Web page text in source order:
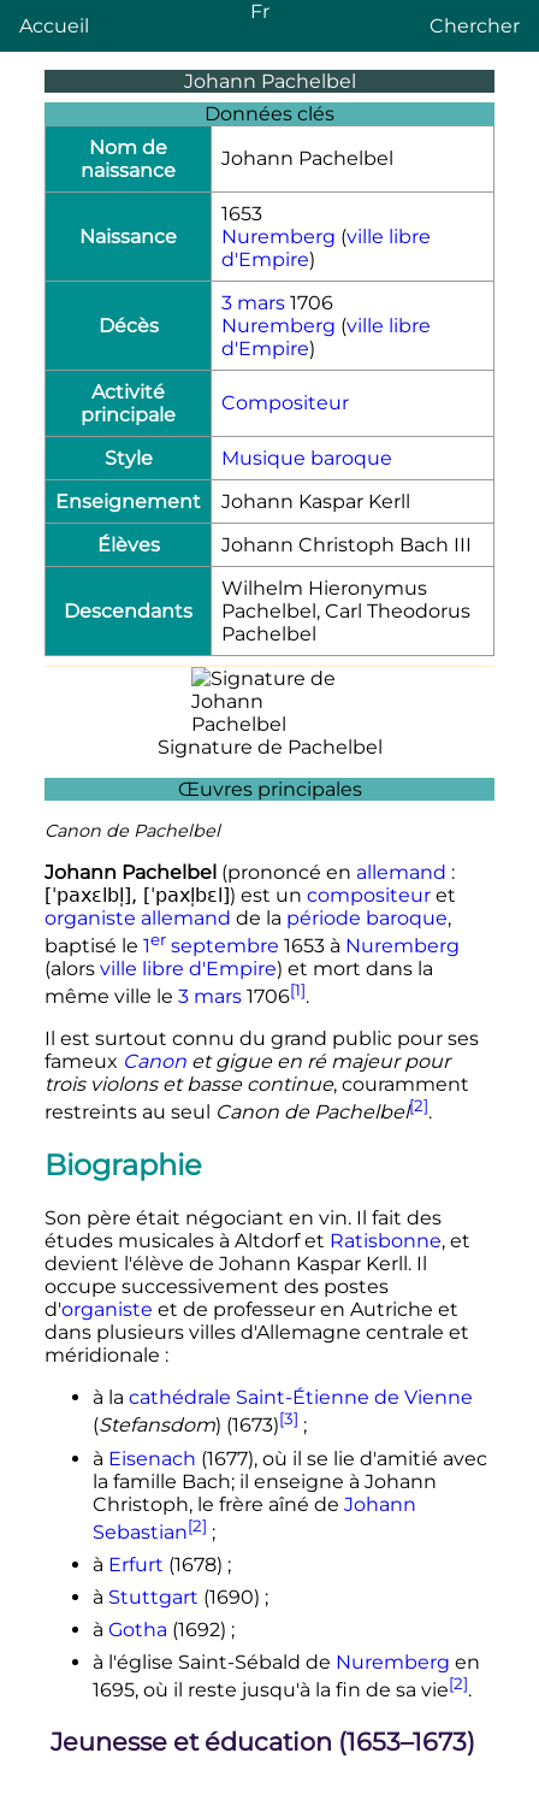
Accueil
Fr
Chercher
Johann Pachelbel
Données clés
Nom de
naissance
Johann Pachelbel
Naissance
1653
Nuremberg (ville libre
d'Empire)
Décès
3 mars 1706
Nuremberg (ville libre
d'Empire)
Activité
principale
Compositeur
Style
Musique baroque
Enseignement
Johann Kaspar Kerll
Élèves
Johann Christoph Bach III
Descendants
Wilhelm Hieronymus
Pachelbel, Carl Theodorus
Pachelbel
Signature de Pachelbel
Œuvres principales
Canon de Pachelbel
Johann Pachelbel(prononcé en allemand :
[ˈpaxɛlbl̩], [ˈpaxl̩bɛl]) est un compositeuret
organiste allemand de la période baroque,
baptisé le 1erseptembre 1653à Nuremberg
(alors ville libre d'Empire) et mort dans la
même ville le 3 mars1706[1].
Il est surtout connu du grand public pour ses
fameux Canonet gigue en ré majeur pour
trois violons et basse continue, couramment
restreints au seul Canon de Pachelbel[2].
Biographie
Son père était négociant en vin. Il fait des
études musicales à Altdorf et Ratisbonne, et
devient l'élève de Johann Kaspar Kerll. Il
occupe successivement des postes
d'organiste et de professeur en Autriche et
dans plusieurs villes d'Allemagne centrale et
méridionale :
à la cathédrale Saint-Étienne de Vienne
(Stefansdom) (1673)[3] ;
à Eisenach (1677), où il se lie d'amitié avec
la famille Bach; il enseigne à Johann
Christoph, le frère aîné de Johann
Sebastian[2] ;
à Erfurt (1678) ;
à Stuttgart (1690) ;
à Gotha (1692) ;
à l'église Saint-Sébald de Nuremberg en
1695, où il reste jusqu'à la fin de sa vie[2].
Jeunesse et éducation (1653–1673)